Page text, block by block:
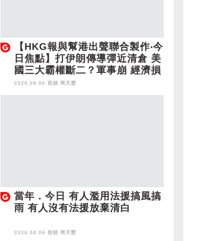
【HKG報與幫港出聲聯合製作‧今
日焦點】打伊朗傳導彈近清倉 美
國三大霸權斷二？軍事崩 經濟損
2026.08.06 視頻 周天慧
當年．今日 有人濫用法援搞風搞
雨 有人沒有法援放棄清白
2026.08.06 視頻 周天慧